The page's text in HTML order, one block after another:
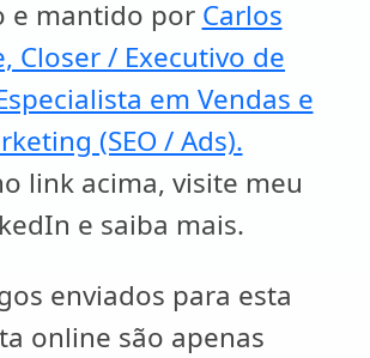
e mantido por Carlos
Closer / Executivo de
em Vendas e
(SEO / Ads).
link acima, visite meu
e saiba mais.
enviados para esta
online são apenas